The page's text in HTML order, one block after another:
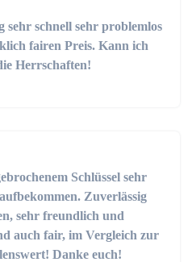
sehr schnell sehr problemlos
fairen Preis. Kann ich
Herrschaften!
Schlüssel sehr
Zuverlässig
sehr freundlich und
auch fair, im Vergleich zur
Danke euch!